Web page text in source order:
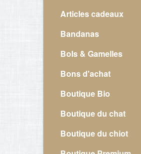
Articles cadeaux
Bandanas
Bols & Gamelles
Bons d'achat
Boutique Bio
Boutique du chat
Boutique du chiot